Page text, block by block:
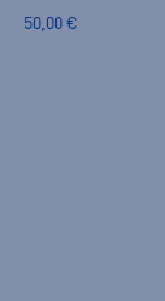
50,00 €